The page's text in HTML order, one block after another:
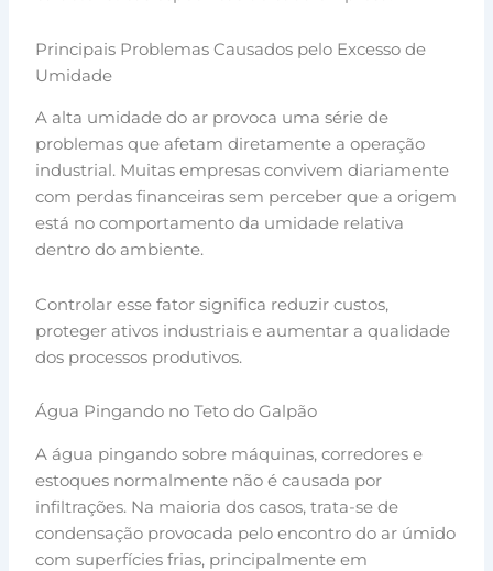
Principais Problemas Causados pelo Excesso de
Umidade
A alta umidade do ar provoca uma série de
problemas que afetam diretamente a operação
industrial. Muitas empresas convivem diariamente
com perdas financeiras sem perceber que a origem
está no comportamento da umidade relativa
dentro do ambiente.
Controlar esse fator significa reduzir custos,
proteger ativos industriais e aumentar a qualidade
dos processos produtivos.
Água Pingando no Teto do Galpão
A água pingando sobre máquinas, corredores e
estoques normalmente não é causada por
infiltrações. Na maioria dos casos, trata-se de
condensação provocada pelo encontro do ar úmido
com superfícies frias, principalmente em